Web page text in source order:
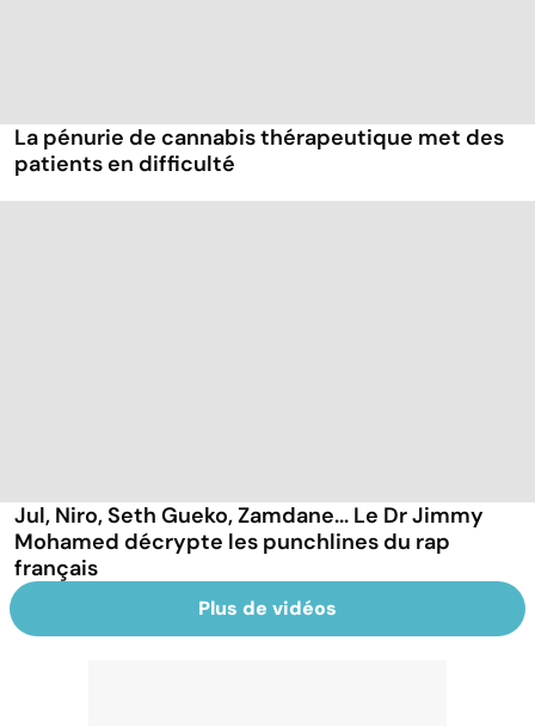
La pénurie de cannabis thérapeutique met des
patients en difficulté
Jul, Niro, Seth Gueko, Zamdane... Le Dr Jimmy
Mohamed décrypte les punchlines du rap
français
Plus de vidéos